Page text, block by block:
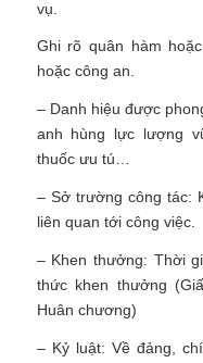
vụ.
Ghi rõ quân hàm
hoặc công an.
– Danh hiệu được
anh hùng lực lượng
thuốc ưu tú…
– Sở trường công tác:
liên quan tới công việc.
– Khen thưởng: Thời
thức khen thưởng
Huân chương)
– Kỷ luật: Về đảng,